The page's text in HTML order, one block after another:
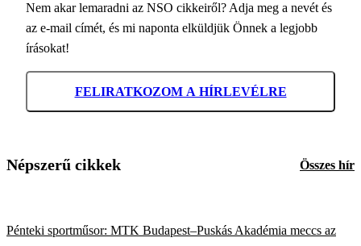
Nem akar lemaradni az NSO cikkeiről? Adja meg a nevét és
az e-mail címét, és mi naponta elküldjük Önnek a legjobb
írásokat!
FELIRATKOZOM A HÍRLEVÉLRE
Népszerű cikkek Összes hír
Pénteki sportműsor: MTK Budapest–Puskás Akadémia meccs az